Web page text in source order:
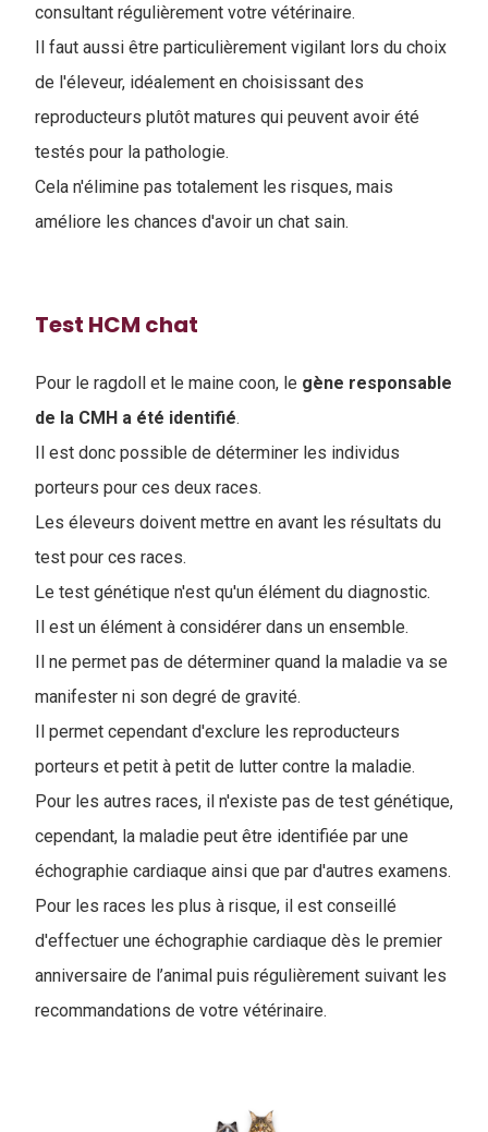
consultant régulièrement votre vétérinaire.
Il faut aussi être particulièrement vigilant lors du choix
de l'éleveur, idéalement en choisissant des
reproducteurs plutôt matures qui peuvent avoir été
testés pour la pathologie.
Cela n'élimine pas totalement les risques, mais
améliore les chances d'avoir un chat sain.
Test HCM chat
Pour le ragdoll et le maine coon, le gène responsable
de la CMH a été identifié.
Il est donc possible de déterminer les individus
porteurs pour ces deux races.
Les éleveurs doivent mettre en avant les résultats du
test pour ces races.
Le test génétique n'est qu'un élément du diagnostic.
Il est un élément à considérer dans un ensemble.
Il ne permet pas de déterminer quand la maladie va se
manifester ni son degré de gravité.
Il permet cependant d'exclure les reproducteurs
porteurs et petit à petit de lutter contre la maladie.
Pour les autres races, il n'existe pas de test génétique,
cependant, la maladie peut être identifiée par une
échographie cardiaque ainsi que par d'autres examens.
Pour les races les plus à risque, il est conseillé
d'effectuer une échographie cardiaque dès le premier
anniversaire de l’animal puis régulièrement suivant les
recommandations de votre vétérinaire.